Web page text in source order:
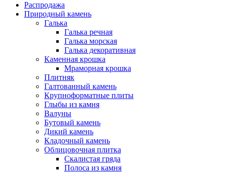
Распродажа
Природный камень
Галька
Галька речная
Галька морская
Галька декоративная
Каменная крошка
Мраморная крошка
Плитняк
Галтованный камень
Крупноформатные плиты
Глыбы из камня
Валуны
Бутовый камень
Дикий камень
Кладочный камень
Облицовочная плитка
Скалистая гряда
Полоса из камня